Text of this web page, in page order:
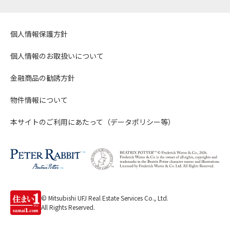
個人情報保護方針
個人情報のお取扱いについて
金融商品の勧誘方針
物件情報について
本サイトのご利用にあたって（データポリシー等）
© Mitsubishi UFJ Real Estate Services Co., Ltd.
All Rights Reserved.